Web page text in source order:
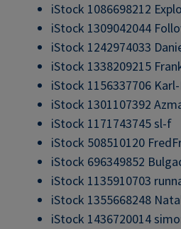
iStock 1086698212
iStock 1309042044
iStock 1242974033
iStock 1338209215
iStock 1156337706
iStock 1301107392
iStock 1171743745 sl-f
iStock 508510120
iStock 696349852
iStock 1135910703
iStock 1355668248
iStock 1436720014